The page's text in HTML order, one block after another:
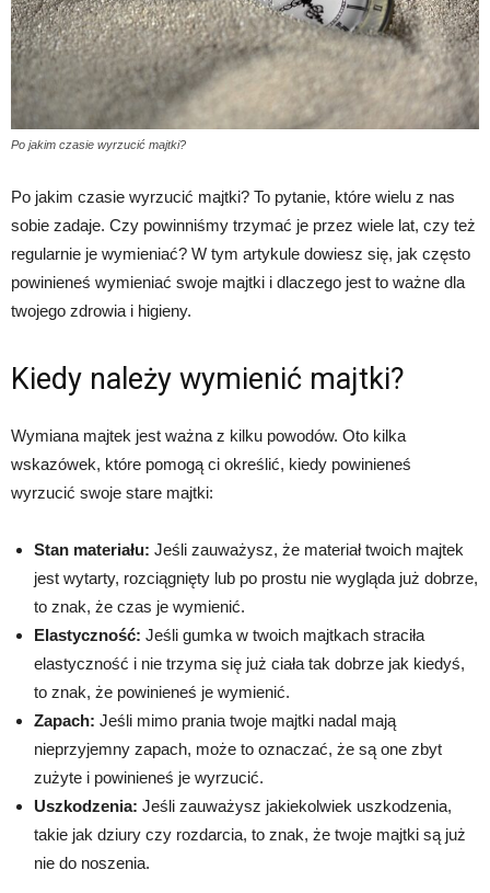
Po jakim czasie wyrzucić majtki?
Po jakim czasie wyrzucić majtki? To pytanie, które wielu z nas
sobie zadaje. Czy powinniśmy trzymać je przez wiele lat, czy też
regularnie je wymieniać? W tym artykule dowiesz się, jak często
powinieneś wymieniać swoje majtki i dlaczego jest to ważne dla
twojego zdrowia i higieny.
Kiedy należy wymienić majtki?
Wymiana majtek jest ważna z kilku powodów. Oto kilka
wskazówek, które pomogą ci określić, kiedy powinieneś
wyrzucić swoje stare majtki:
Stan materiału: Jeśli zauważysz, że materiał twoich majtek
jest wytarty, rozciągnięty lub po prostu nie wygląda już dobrze,
to znak, że czas je wymienić.
Elastyczność: Jeśli gumka w twoich majtkach straciła
elastyczność i nie trzyma się już ciała tak dobrze jak kiedyś,
to znak, że powinieneś je wymienić.
Zapach: Jeśli mimo prania twoje majtki nadal mają
nieprzyjemny zapach, może to oznaczać, że są one zbyt
zużyte i powinieneś je wyrzucić.
Uszkodzenia: Jeśli zauważysz jakiekolwiek uszkodzenia,
takie jak dziury czy rozdarcia, to znak, że twoje majtki są już
nie do noszenia.